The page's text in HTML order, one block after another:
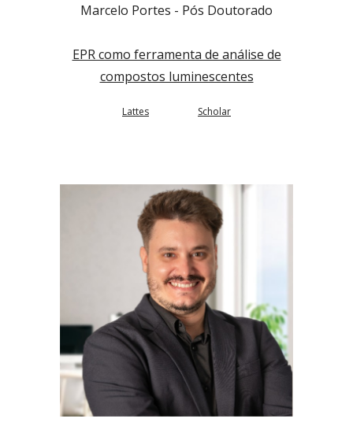
Marcelo Portes - Pós Doutorado
EPR como ferramenta de análise de
compostos luminescentes
Lattes Scholar